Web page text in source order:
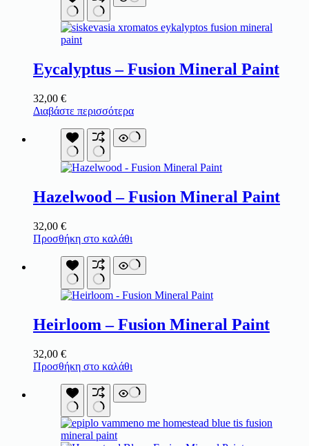
Eycalyptus – Fusion Mineral Paint
32,00 €
Διαβάστε περισσότερα
Hazelwood – Fusion Mineral Paint
32,00 €
Προσθήκη στο καλάθι
Heirloom – Fusion Mineral Paint
32,00 €
Προσθήκη στο καλάθι